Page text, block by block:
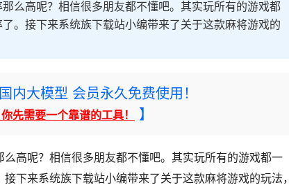
么高呢？相信很多朋友都不懂吧。其实玩所有的游戏都
。接下来系统族下载站小编带来了关于这款麻将游戏的
内大模型 会员永久免费使用！
先需要一个靠谱的工具！ 】
高呢？相信很多朋友都不懂吧。其实玩所有的游戏都一
下来系统族下载站小编带来了关于这款麻将游戏的玩法，